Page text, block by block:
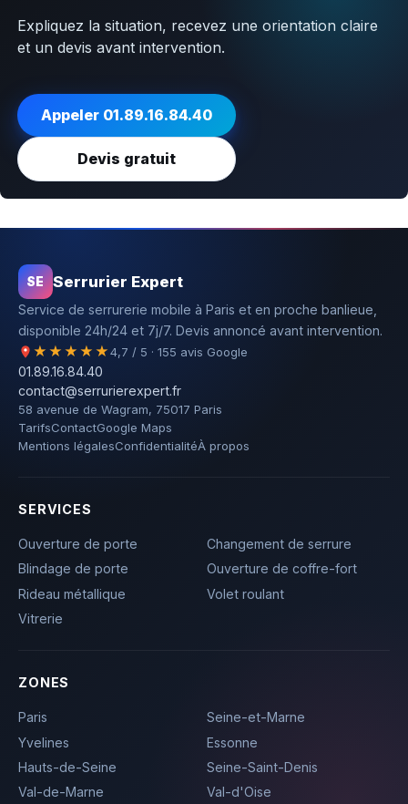
Expliquez la situation, recevez une orientation claire
et un devis avant intervention.
Appeler 01.89.16.84.40
Devis gratuit
SE Serrurier Expert
Service de serrurerie mobile à Paris et en proche banlieue,
disponible 24h/24 et 7j/7. Devis annoncé avant intervention.
★★★★★4,7 / 5 · 155 avis Google
01.89.16.84.40
contact@serrurierexpert.fr
58 avenue de Wagram, 75017 Paris
TarifsContactGoogle Maps
Mentions légalesConfidentialitéÀ propos
SERVICES
Ouverture de porte
Changement de serrure
Blindage de porte
Ouverture de coffre-fort
Rideau métallique
Volet roulant
Vitrerie
ZONES
Paris
Seine-et-Marne
Yvelines
Essonne
Hauts-de-Seine
Seine-Saint-Denis
Val-de-Marne
Val-d'Oise